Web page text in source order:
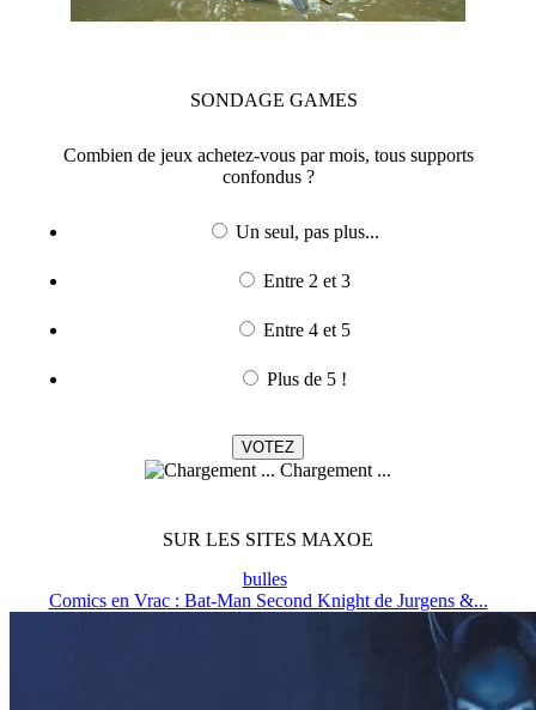
SONDAGE GAMES
Combien de jeux achetez-vous par mois, tous supports
confondus ?
Un seul, pas plus...
Entre 2 et 3
Entre 4 et 5
Plus de 5 !
Chargement ...
SUR LES SITES MAXOE
bulles
Comics en Vrac : Bat-Man Second Knight de Jurgens &...